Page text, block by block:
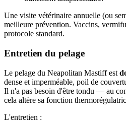
Une visite vétérinaire annuelle (ou
meilleure prévention. Vaccins,
protocole standard.
Entretien du pelage
Le pelage du Neapolitan Mastiff est
dense et imperméable, poil de
Il n'a pas besoin d'être tondu — au
cela altère sa fonction
L'entretien :